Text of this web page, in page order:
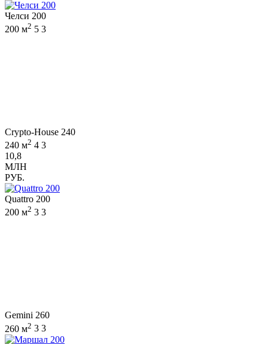
Челси 200
200 м2 5 3
Crypto-House 240
240 м2 4 3
10,8
МЛН
РУБ.
Quattro 200
200 м2 3 3
Gemini 260
260 м2 3 3